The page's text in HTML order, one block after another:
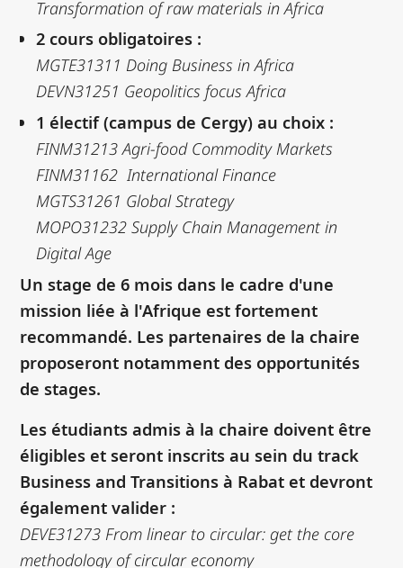
Transformation of raw materials in Africa
2 cours obligatoires :
MGTE31311 Doing Business in Africa
DEVN31251 Geopolitics focus Africa
1 électif (campus de Cergy) au choix :
FINM31213 Agri-food Commodity Markets
FINM31162 International Finance
MGTS31261 Global Strategy
MOPO31232 Supply Chain Management in
Digital Age
Un stage de 6 mois dans le cadre d'une
mission liée à l'Afrique est fortement
recommandé. Les partenaires de la chaire
proposeront notamment des opportunités
de stages.
Les étudiants admis à la chaire doivent être
éligibles et seront inscrits au sein du track
Business and Transitions à Rabat et devront
également valider :
DEVE31273 From linear to circular: get the core
methodology of circular economy